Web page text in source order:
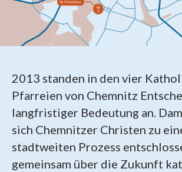
2013 standen in den vier
Pfarreien von Chemnitz
langfristiger Bedeutung an.
sich Chemnitzer Christen zu
stadtweiten Prozess
gemeinsam über die Zukunft